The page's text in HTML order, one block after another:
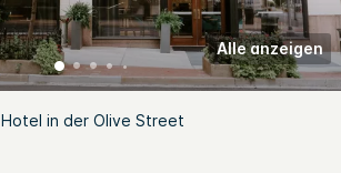
Hotel in der Olive Street
Alle anzeigen